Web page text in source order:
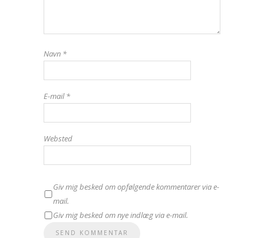
Navn *
E-mail*
Websted
Giv mig besked om opfølgende kommentarer via e-
mail.
Giv mig besked om nye indlæg via e-mail.